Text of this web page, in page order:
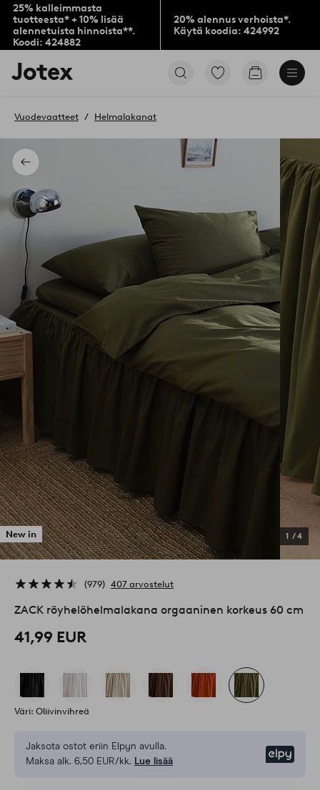
25% kalleimmasta
tuotteesta* + 10% lisää
alennetuista hinnoista**.
Koodi: 424882
20% alennus verhoista*.
Käytä koodia: 424992
Jotex-
logo
aloitussivulle
Siirry
Siirry
Takaisin
Vuodevaatteet Helmalakanat
New in 1 /4
979 407 arvostelut
ZACK röyhelöhelmalakana orgaaninen korkeus 60 cm
41,99 EUR
Väri: Oliivinvihreä
Jaksota ostot eriin Elpyn avulla.
Maksa alk. 6,50 EUR/kk. Lue lisää